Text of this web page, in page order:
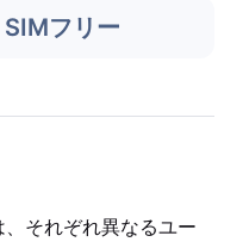
SIMフリー
それぞれ異なるユー